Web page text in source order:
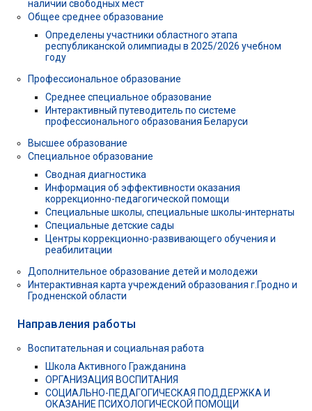
наличии свободных мест
Общее среднее образование
Определены участники областного этапа
республиканской олимпиады в 2025/2026 учебном
году
Профессиональное образование
Среднее специальное образование
Интерактивный путеводитель по системе
профессионального образования Беларуси
Высшее образование
Специальное образование
Сводная диагностика
Информация об эффективности оказания
коррекционно-педагогической помощи
Специальные школы, специальные школы-интернаты
Специальные детские сады
Центры коррекционно-развивающего обучения и
реабилитации
Дополнительное образование детей и молодежи
Интерактивная карта учреждений образования г.Гродно и
Гродненской области
Направления работы
Воспитательная и социальная работа
Школа Активного Гражданина
ОРГАНИЗАЦИЯ ВОСПИТАНИЯ
СОЦИАЛЬНО-ПЕДАГОГИЧЕСКАЯ ПОДДЕРЖКА И
ОКАЗАНИЕ ПСИХОЛОГИЧЕСКОЙ ПОМОЩИ